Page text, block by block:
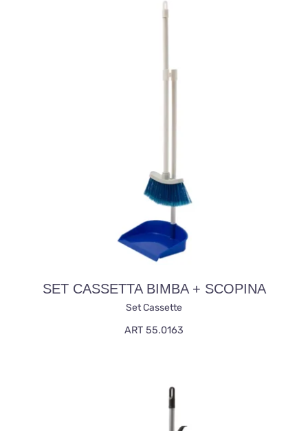
SET CASSETTA BIMBA + SCOPINA
Set Cassette
ART 55.0163